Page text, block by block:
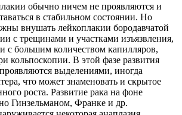
обычно ничем не проявляются и
в стабильном состоянии. Но
внушать лейкоплакии бородавчатой
с трещинами и участками изъязвления,
с большим количеством капилляров,
кольпоскопии. В этой фазе развития
выделениями, иногда
что может знаменовать и скрытое
роста. Развитие рака на фоне
Гинзельманом, Франке и др.